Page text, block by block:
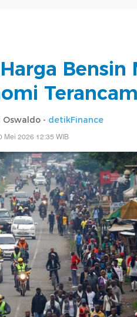
Bensin
Oswaldo - detikFinance
Mei 2026 12:35 WIB